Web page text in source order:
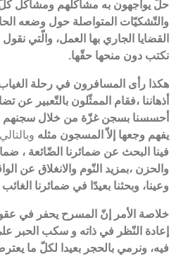
حلّ يواجهون به مشاكلهم ومشاكل
والتّشكيّات المتواصلة حول وضعه
القضايا الجاري بها العمل، والّتي
نكتب دون منحها حقّها.
هكذا رأى المسافرون في رحلة
أذهاننا ،فقام الممثّلون بالتّعبير عن
أحسسنا بسجن غزّة من خلال سجنهم
يفهم وجعها إلاّ المسجون مثله
فينا البحث عن ضمائرنا الضّائعة ،
والحزن ،بمزيد النّوم والانغلاق عن
وعينا، وبحثنا بعيدًا في ضمائرنا الغائب
خلاصة الأمر إنّ المسرح يحفر في
إعادة النّظر في ذاته و سكب الحبر
فيه، ونرمي بالحجر بعيدا لكلّ ما